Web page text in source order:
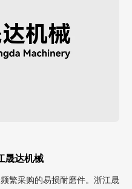
晟达机械
繁采购的易损耐磨件。浙江晟